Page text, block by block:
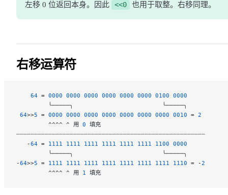
左移 0 位返回本身。因此 <<0 也用于取整。右移同理。
右移运算符
    64
= 0000 0000 0000 0000 0000 0000 0100 0000
         ╰─────╮                         ╰─────╮
64>>5 = 0000 0000 0000 0000 0000 0000 0000 0010 = 2
         ^^^^ ^ 用
0 填充
┄┄┄┄┄┄┄┄┄┄┄┄┄┄┄┄┄┄┄┄┄┄┄┄┄┄┄┄┄┄┄┄┄┄┄┄┄┄┄┄┄┄┄┄┄┄┄┄┄┄┄┄┄
   -
64 = 1111 1111 1111 1111 1111 1111 1100 0000
         ╰─────╮                         ╰─────╮
-64>>5 = 1111 1111 1111 1111 1111 1111 1111 1110 = -2
         ^^^^ ^ 用
1 填充